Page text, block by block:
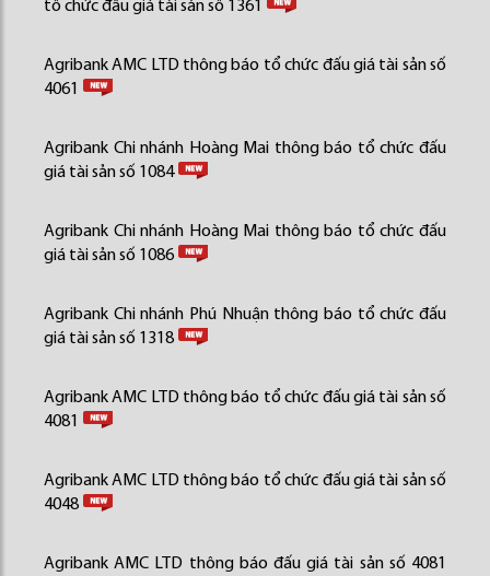
tổ chức đấu giá tài sản số 1361
Agribank AMC LTD thông báo tổ chức đấu giá tài sản số
4061
Agribank Chi nhánh Hoàng Mai thông báo tổ chức đấu
giá tài sản số 1084
Agribank Chi nhánh Hoàng Mai thông báo tổ chức đấu
giá tài sản số 1086
Agribank Chi nhánh Phú Nhuận thông báo tổ chức đấu
giá tài sản số 1318
Agribank AMC LTD thông báo tổ chức đấu giá tài sản số
4081
Agribank AMC LTD thông báo tổ chức đấu giá tài sản số
4048
Agribank AMC LTD thông báo đấu giá tài sản số 4081